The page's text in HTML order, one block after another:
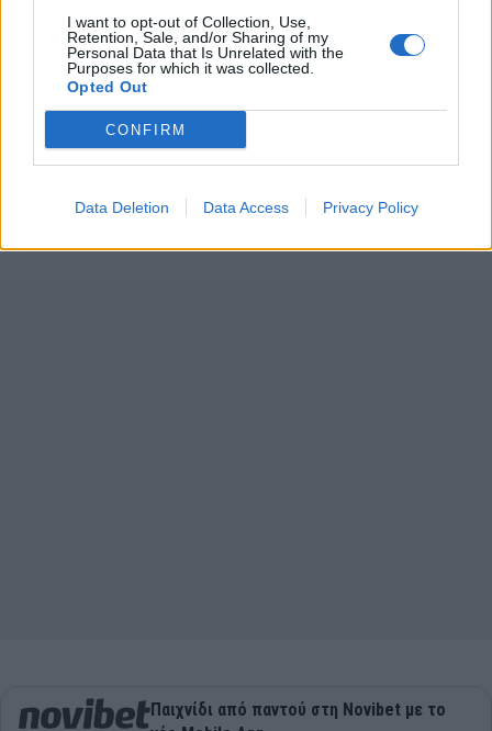
I want to opt-out of Collection, Use,
Retention, Sale, and/or Sharing of my
Personal Data that Is Unrelated with the
Purposes for which it was collected.
Opted Out
CONFIRM
Data Deletion Data Access Privacy Policy
Παιχνίδι από παντού στη Novibet με το